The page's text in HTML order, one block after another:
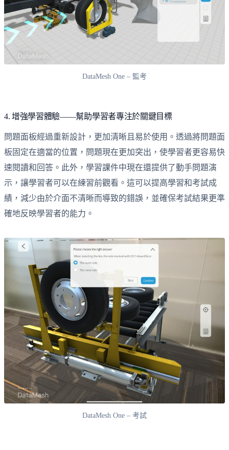
DataMesh One – 監考
4. 增強學習體驗——幫助學習者專注於關鍵目標
問題面板經過重新設計，更加清晰且易於使用。透過將問題面
板固定在適當的位置，問題現在更加突出，使學習者更容易快
速閱讀和回答。此外，學習課件中現在還提供了動手問題演
示，讓學習者可以在練習前觀看。這可以提高學習和考試成
績，減少由於介面不清晰而導致的錯誤，並確保考試結果更準
確地反映學習者的能力。
DataMesh One – 考試